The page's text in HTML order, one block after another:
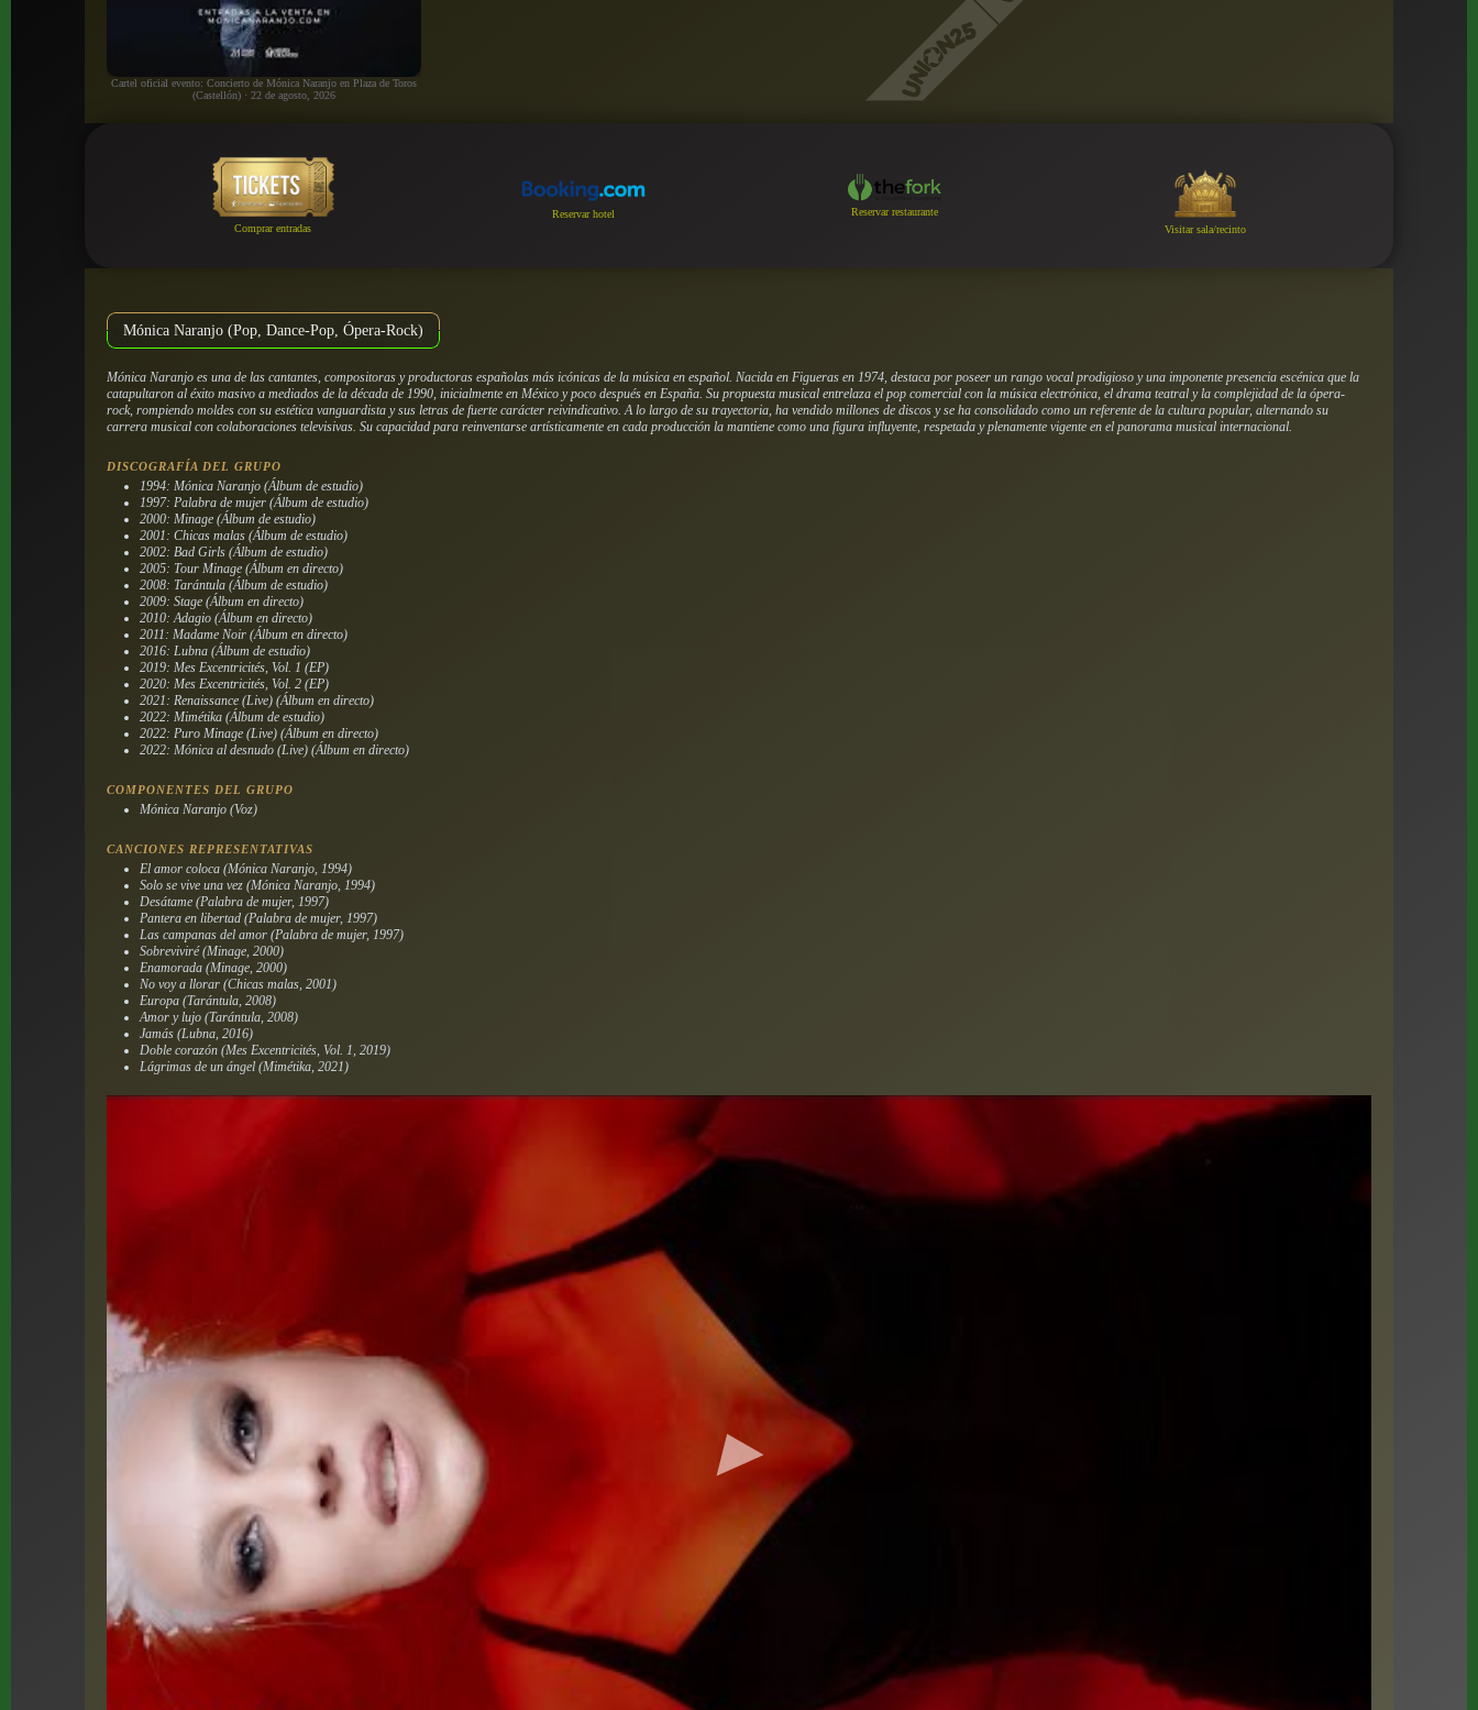
Cartel oficial evento: Concierto de Mónica Naranjo en Plaza de Toros
(Castellón) · 22 de agosto, 2026
Comprar entradas
Reservar hotel
Reservar restaurante
Visitar sala/recinto
Mónica Naranjo (Pop, Dance-Pop, Ópera-Rock)
Mónica Naranjo es una de las cantantes, compositoras y productoras españolas más icónicas de la música en español. Nacida en Figueras en 1974, destaca por poseer un rango vocal prodigioso y una imponente presencia escénica que la
catapultaron al éxito masivo a mediados de la década de 1990, inicialmente en México y poco después en España. Su propuesta musical entrelaza el pop comercial con la música electrónica, el drama teatral y la complejidad de la ópera-
rock, rompiendo moldes con su estética vanguardista y sus letras de fuerte carácter reivindicativo. A lo largo de su trayectoria, ha vendido millones de discos y se ha consolidado como un referente de la cultura popular, alternando su
carrera musical con colaboraciones televisivas. Su capacidad para reinventarse artísticamente en cada producción la mantiene como una figura influyente, respetada y plenamente vigente en el panorama musical internacional.
DISCOGRAFÍA DEL GRUPO
1994: Mónica Naranjo (Álbum de estudio)
1997: Palabra de mujer (Álbum de estudio)
2000: Minage (Álbum de estudio)
2001: Chicas malas (Álbum de estudio)
2002: Bad Girls (Álbum de estudio)
2005: Tour Minage (Álbum en directo)
2008: Tarántula (Álbum de estudio)
2009: Stage (Álbum en directo)
2010: Adagio (Álbum en directo)
2011: Madame Noir (Álbum en directo)
2016: Lubna (Álbum de estudio)
2019: Mes Excentricités, Vol. 1 (EP)
2020: Mes Excentricités, Vol. 2 (EP)
2021: Renaissance (Live) (Álbum en directo)
2022: Mimétika (Álbum de estudio)
2022: Puro Minage (Live) (Álbum en directo)
2022: Mónica al desnudo (Live) (Álbum en directo)
COMPONENTES DEL GRUPO
Mónica Naranjo (Voz)
CANCIONES REPRESENTATIVAS
El amor coloca (Mónica Naranjo, 1994)
Solo se vive una vez (Mónica Naranjo, 1994)
Desátame (Palabra de mujer, 1997)
Pantera en libertad (Palabra de mujer, 1997)
Las campanas del amor (Palabra de mujer, 1997)
Sobreviviré (Minage, 2000)
Enamorada (Minage, 2000)
No voy a llorar (Chicas malas, 2001)
Europa (Tarántula, 2008)
Amor y lujo (Tarántula, 2008)
Jamás (Lubna, 2016)
Doble corazón (Mes Excentricités, Vol. 1, 2019)
Lágrimas de un ángel (Mimétika, 2021)